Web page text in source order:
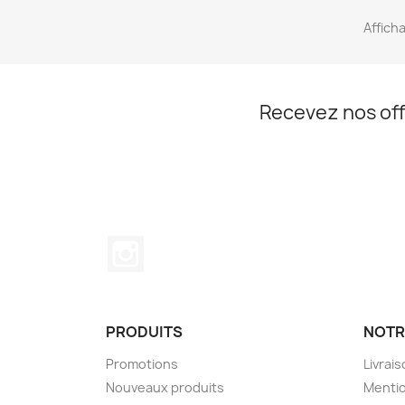
Recevez nos
PRODUITS
Promotions
Nouveaux produits